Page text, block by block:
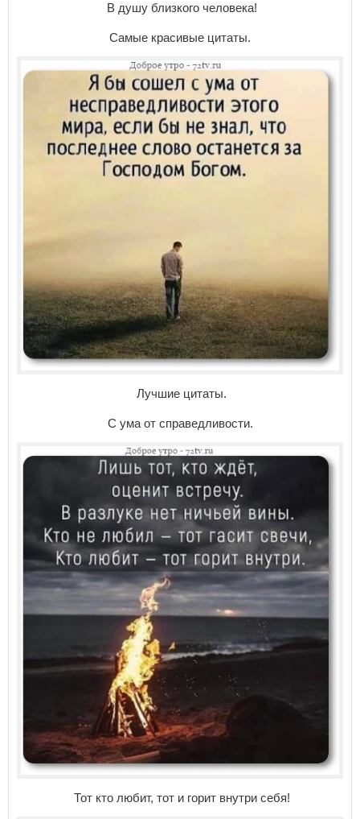
В душу близкого человека!
Самые красивые цитаты.
Лучшие цитаты.
С ума от справедливости.
Тот кто любит, тот и горит внутри себя!